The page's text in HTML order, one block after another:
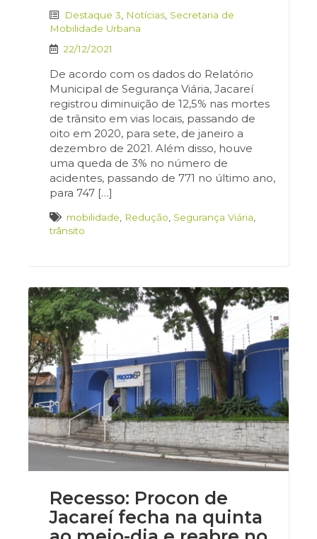
Destaque 3 Notícias Secretaria de
Mobilidade Urbana
22/12/2021
De acordo com os dados do Relatório
Municipal de Segurança Viária, Jacareí
registrou diminuição de 12,5% nas mortes
de trânsito em vias locais, passando de
oito em 2020, para sete, de janeiro a
dezembro de 2021. Além disso, houve
uma queda de 3% no número de
acidentes, passando de 771 no último ano,
para 747 […]
mobilidade Redução Segurança Viária
trânsito
Recesso: Procon de
Jacareí fecha na quinta